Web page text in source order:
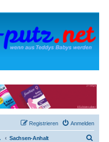
Anmelden
Registrieren
Sachsen-Anhalt